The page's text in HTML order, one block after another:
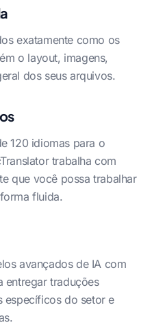
exatamente como os
o layout, imagens,
dos seus arquivos.
120 idiomas para o
trabalha com
que você possa trabalhar
fluida.
avançados de IA com
entregar traduções
específicos do setor e